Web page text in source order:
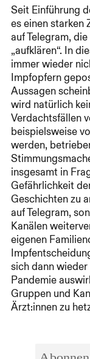
Seit Einführung
es einen starken
auf Telegram,
„aufklären“. In
immer wieder
Impfopfern
Aussagen
wird natürlich
Verdachtsfällen
beispielsweise
werden,
insgesamt in
Gefährlichkeit
Geschichten zu
auf Telegram,
Kanälen
eigenen
sich dann
Pandemie
Gruppen und
Ärzt:innen zu